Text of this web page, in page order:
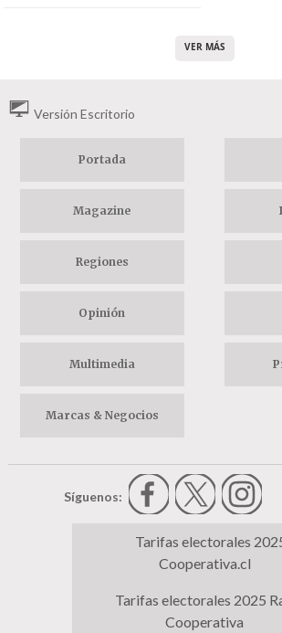
VER MÁS
Versión Escritorio
Portada
Magazine
Regiones
Opinión
Multimedia
Marcas & Negocios
Síguenos:
Tarifas electorales
Cooperativa.cl
Tarifas electorales 2025
Cooperativa